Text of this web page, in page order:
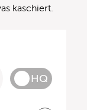
kaschiert.
HQ